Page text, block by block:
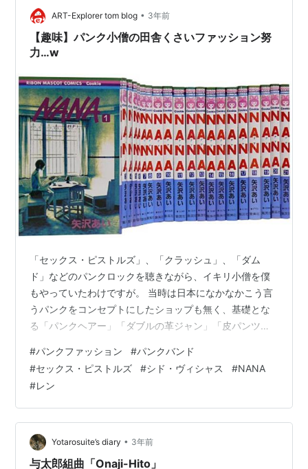
しています。音楽を愛する…
ART-Explorer tom blog • 3年前
【趣味】パンク小僧の田舎くさいファッション努
力…w
「セックス・ピストルズ」、「クラッシュ」、「ダム
ド」などのパンクロックを聴きながら、イキリ小僧を僕
もやっていたわけですが。 当時は日本になかなかこう言
うパンクをコンセプトにしたショップも無く、基礎とな
る「パンクヘアー」「ダブルの革ジャン」「皮パンツ」
うアイテムが東京などならともかく地方では、ほぼ皆
無… まず、「パンクヘアー」、僕などはシド・ヴィシャ
スがしていて「パンクバック」がしたかったわけです！
そりゃファッションに理解がある「若いお姉さんがやっ
ている美容室に行かないとw」って、友達に言われれて、
さっそく、紹介してもらった美容室へ！ 当時、田…
#パンクファッション #パンクバンド
#セックス・ピストルズ #シド・ヴィシャス #NANA
#レン
Yotarosuite’s diary • 3年前
与太郎組曲「Onaji-Hito」